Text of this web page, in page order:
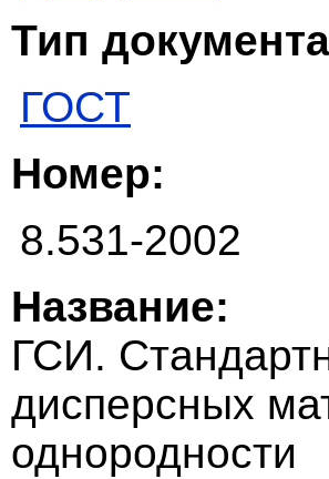
Тип
ГОСТ
Номер:
8.531-2002
Название:
ГСИ.
дисперсных
однородности